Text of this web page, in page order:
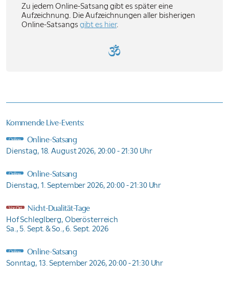
Zu jedem Online-Satsang gibt es später eine
Aufzeichnung. Die Aufzeichnungen aller bisherigen
Online-Satsangs gibt es hier.
Kommende Live-Events:
Online
Online-Satsang
Dienstag, 18. August 2026, 20:00 - 21:30 Uhr
Online
Online-Satsang
Dienstag, 1. September 2026,20:00 - 21:30 Uhr
Vor Ort
Nicht-Dualität-Tage
Hof Schleglberg, Oberösterreich
Sa., 5. Sept. & So., 6. Sept. 2026
Online
Online-Satsang
Sonntag, 13. September 2026,20:00 - 21:30 Uhr